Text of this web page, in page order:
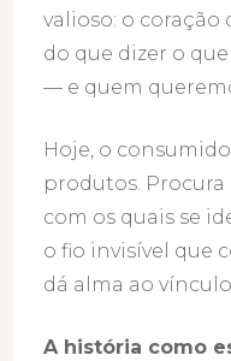
valioso: o coração
do que dizer o
— e quem
Hoje, o
produtos.
com os quais se
o fio invisível que
dá alma ao
A história como